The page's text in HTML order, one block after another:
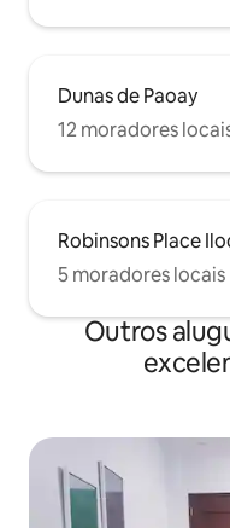
Dunas de Paoay
12 moradores
Robinsons Place
5 moradores
Outros